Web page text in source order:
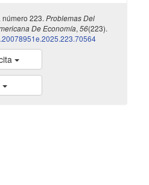
número 223. Problemas Del
De Economía, 56(223).